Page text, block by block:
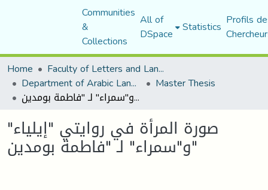
Communities
&
Collections
All of
DSpace Statistics Profils
Home
Faculty of Letters and Languages
Department of Arabic Language and Literature Master Thesis
صورة المرأة في روايتي "إيلياء" و"سمراء" لـ "فاطمة بومدين"
صورة المرأة في روايتي "إيلياء"
و"سمراء" لـ "فاطمة بومدين"